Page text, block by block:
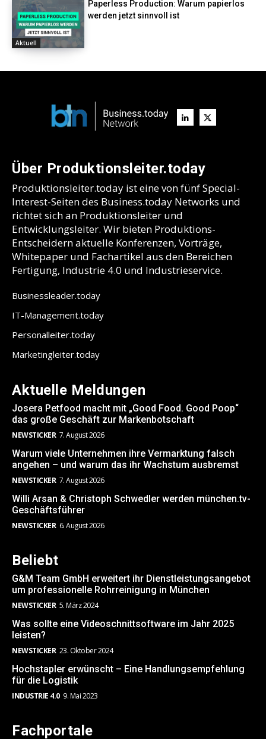
Aktuell
Paperless Production: Warum papierlos
werden jetzt sinnvoll ist
Über Produktionsleiter.today
Produktionsleiter.today ist eine von fünf Special-
Interest-Seiten des Business.today Networks und
richtet sich an Produktionsleiter und
Entwicklungsleiter. Wir bieten Produktions-
Entscheidern aktuelle Konferenzen, Vorträge,
Whitepaper und Fachartikel aus den Bereichen
Fertigung, Industrie 4.0 und Industrieservice.
Businessleader.today
IT-Management.today
Personalleiter.today
Marketingleiter.today
Aktuelle Meldungen
Josera Petfood macht mit „Good Food. Good Poop“
das große Geschäft zur Markenbotschaft
NEWSTICKER 7. August 2026
Warum viele Unternehmen ihre Vermarktung falsch
angehen – und warum das ihr Wachstum ausbremst
NEWSTICKER 7. August 2026
Willi Arsan & Christoph Schwedler werden münchen.tv-
Geschäftsführer
NEWSTICKER 6. August 2026
Beliebt
G&M Team GmbH erweitert ihr Dienstleistungsangebot
um professionelle Rohrreinigung in München
NEWSTICKER 5. März 2024
Was sollte eine Videoschnittsoftware im Jahr 2025
leisten?
NEWSTICKER 23. Oktober 2024
Hochstapler erwünscht – Eine Handlungsempfehlung
für die Logistik
INDUSTRIE 4.0 9. Mai 2023
Fachportale